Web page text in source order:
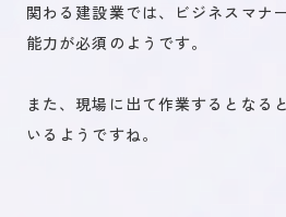
関わる建設業では、ビジネスマナ
能力が必須のようです。
また、現場に出て作業するとなる
いるようですね。